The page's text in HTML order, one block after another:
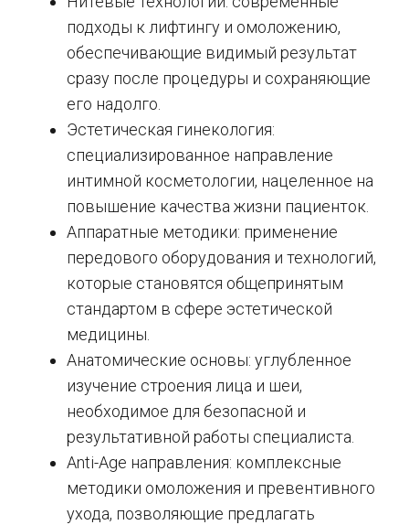
подходы к лифтингу и омоложению,
обеспечивающие видимый результат
сразу после процедуры и сохраняющие
его надолго.
Эстетическая гинекология:
специализированное направление
интимной косметологии, нацеленное на
повышение качества жизни пациенток.
Аппаратные методики: применение
передового оборудования и технологий,
которые становятся общепринятым
стандартом в сфере эстетической
медицины.
Анатомические основы: углубленное
изучение строения лица и шеи,
необходимое для безопасной и
результативной работы специалиста.
Anti-Age направления: комплексные
методики омоложения и превентивного
ухода, позволяющие предлагать